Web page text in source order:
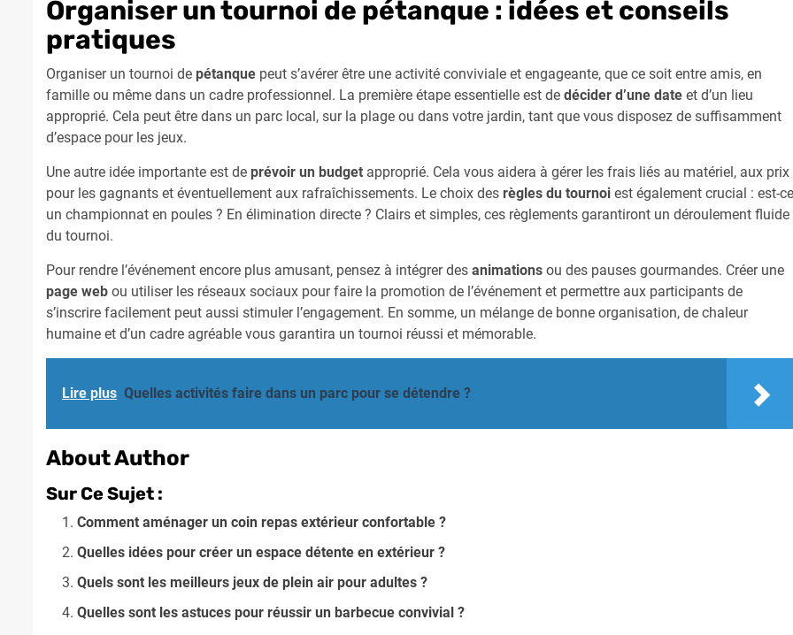
Organiser un tournoi de pétanque : idées et conseils
pratiques
Organiser un tournoi de pétanque peut s’avérer être une activité conviviale et engageante, que ce soit entre amis, en
famille ou même dans un cadre professionnel. La première étape essentielle est de décider d’une date et d’un lieu
approprié. Cela peut être dans un parc local, sur la plage ou dans votre jardin, tant que vous disposez de suffisamment
d’espace pour les jeux.
Une autre idée importante est de prévoir un budget approprié. Cela vous aidera à gérer les frais liés au matériel, aux prix
pour les gagnants et éventuellement aux rafraîchissements. Le choix des règles du tournoi est également crucial : est-ce
un championnat en poules ? En élimination directe ? Clairs et simples, ces règlements garantiront un déroulement fluide
du tournoi.
Pour rendre l’événement encore plus amusant, pensez à intégrer des animations ou des pauses gourmandes. Créer une
page web ou utiliser les réseaux sociaux pour faire la promotion de l’événement et permettre aux participants de
s’inscrire facilement peut aussi stimuler l’engagement. En somme, un mélange de bonne organisation, de chaleur
humaine et d’un cadre agréable vous garantira un tournoi réussi et mémorable.
Lire plus Quelles activités faire dans un parc pour se détendre ?
About Author
Sur Ce Sujet :
Comment aménager un coin repas extérieur confortable ?
Quelles idées pour créer un espace détente en extérieur ?
Quels sont les meilleurs jeux de plein air pour adultes ?
Quelles sont les astuces pour réussir un barbecue convivial ?